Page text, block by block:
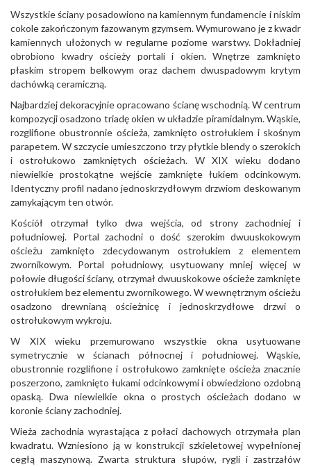
Wszystkie ściany posadowiono na kamiennym fundamencie i niskim
cokole zakończonym fazowanym gzymsem. Wymurowano je z kwadr
kamiennych ułożonych w regularne poziome warstwy. Dokładniej
obrobiono kwadry ościeży portali i okien. Wnętrze zamknięto
płaskim stropem belkowym oraz dachem dwuspadowym krytym
dachówką ceramiczną.
Najbardziej dekoracyjnie opracowano ścianę wschodnią. W centrum
kompozycji osadzono triadę okien w układzie piramidalnym. Wąskie,
rozglifione obustronnie ościeża, zamknięto ostrołukiem i skośnym
parapetem. W szczycie umieszczono trzy płytkie blendy o szerokich
i ostrołukowo zamkniętych ościeżach. W XIX wieku dodano
niewielkie prostokątne wejście zamknięte łukiem odcinkowym.
Identyczny profil nadano jednoskrzydłowym drzwiom deskowanym
zamykającym ten otwór.
Kościół otrzymał tylko dwa wejścia, od strony zachodniej i
południowej. Portal zachodni o dość szerokim dwuuskokowym
ościeżu zamknięto zdecydowanym ostrołukiem z elementem
zwornikowym. Portal południowy, usytuowany mniej więcej w
połowie długości ściany, otrzymał dwuuskokowe ościeże zamknięte
ostrołukiem bez elementu zwornikowego. W wewnętrznym ościeżu
osadzono drewnianą ościeżnicę i jednoskrzydłowe drzwi o
ostrołukowym wykroju.
W XIX wieku przemurowano wszystkie okna usytuowane
symetrycznie w ścianach północnej i południowej. Wąskie,
obustronnie rozglifione i ostrołukowo zamknięte ościeża znacznie
poszerzono, zamknięto łukami odcinkowymi i obwiedziono ozdobną
opaską. Dwa niewielkie okna o prostych ościeżach dodano w
koronie ściany zachodniej.
Wieża zachodnia wyrastająca z połaci dachowych otrzymała plan
kwadratu. Wzniesiono ją w konstrukcji szkieletowej wypełnionej
cegłą maszynową. Zwarta struktura słupów, rygli i zastrzałów